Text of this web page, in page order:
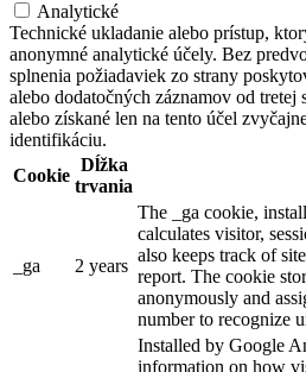
Analytické
Technické ukladanie alebo prístup,
anonymné analytické účely. Bez
splnenia požiadaviek zo strany
alebo dodatočných záznamov od tretej
alebo získané len na tento účel
identifikáciu.
Cookie
Dĺžka
trvania
_ga 2 years
The _ga cookie,
calculates visitor,
also keeps track of
report. The cookie
anonymously and
number to recognize
Installed by Google
information on how